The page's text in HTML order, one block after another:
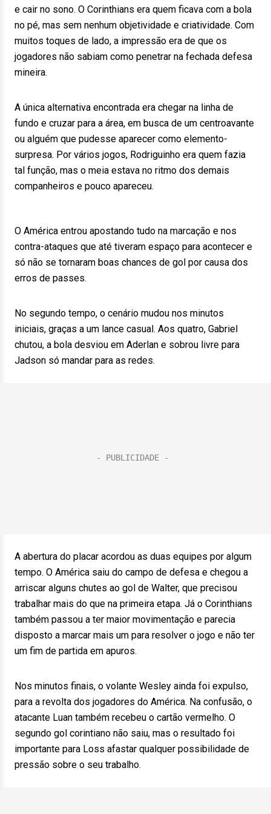
e cair no sono. O Corinthians era quem ficava com a bola
no pé, mas sem nenhum objetividade e criatividade. Com
muitos toques de lado, a impressão era de que os
jogadores não sabiam como penetrar na fechada defesa
mineira.
A única alternativa encontrada era chegar na linha de
fundo e cruzar para a área, em busca de um centroavante
ou alguém que pudesse aparecer como elemento-
surpresa. Por vários jogos, Rodriguinho era quem fazia
tal função, mas o meia estava no ritmo dos demais
companheiros e pouco apareceu.
O América entrou apostando tudo na marcação e nos
contra-ataques que até tiveram espaço para acontecer e
só não se tornaram boas chances de gol por causa dos
erros de passes.
No segundo tempo, o cenário mudou nos minutos
iniciais, graças a um lance casual. Aos quatro, Gabriel
chutou, a bola desviou em Aderlan e sobrou livre para
Jadson só mandar para as redes.
A abertura do placar acordou as duas equipes por algum
tempo. O América saiu do campo de defesa e chegou a
arriscar alguns chutes ao gol de Walter, que precisou
trabalhar mais do que na primeira etapa. Já o Corinthians
também passou a ter maior movimentação e parecia
disposto a marcar mais um para resolver o jogo e não ter
um fim de partida em apuros.
Nos minutos finais, o volante Wesley ainda foi expulso,
para a revolta dos jogadores do América. Na confusão, o
atacante Luan também recebeu o cartão vermelho. O
segundo gol corintiano não saiu, mas o resultado foi
importante para Loss afastar qualquer possibilidade de
pressão sobre o seu trabalho.